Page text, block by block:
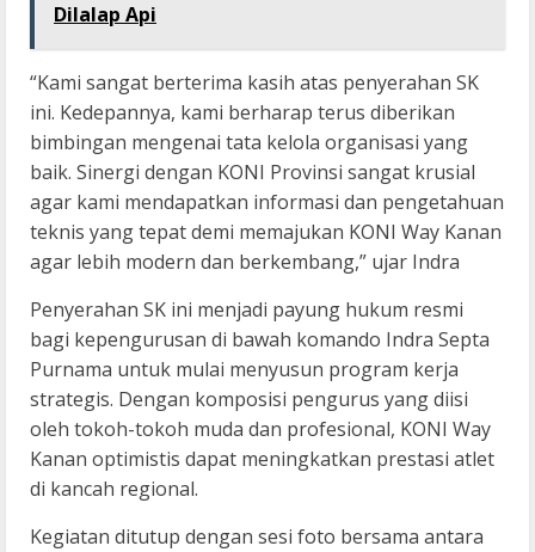
Dilalap Api
“Kami sangat berterima kasih atas penyerahan SK
ini. Kedepannya, kami berharap terus diberikan
bimbingan mengenai tata kelola organisasi yang
baik. Sinergi dengan KONI Provinsi sangat krusial
agar kami mendapatkan informasi dan pengetahuan
teknis yang tepat demi memajukan KONI Way Kanan
agar lebih modern dan berkembang,” ujar Indra
Penyerahan SK ini menjadi payung hukum resmi
bagi kepengurusan di bawah komando Indra Septa
Purnama untuk mulai menyusun program kerja
strategis. Dengan komposisi pengurus yang diisi
oleh tokoh-tokoh muda dan profesional, KONI Way
Kanan optimistis dapat meningkatkan prestasi atlet
di kancah regional.
Kegiatan ditutup dengan sesi foto bersama antara